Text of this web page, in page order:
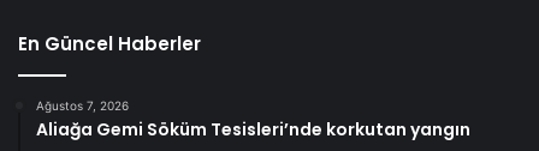
En Güncel Haberler
Ağustos 7, 2026
Aliağa Gemi Söküm Tesisleri’nde korkutan yangın